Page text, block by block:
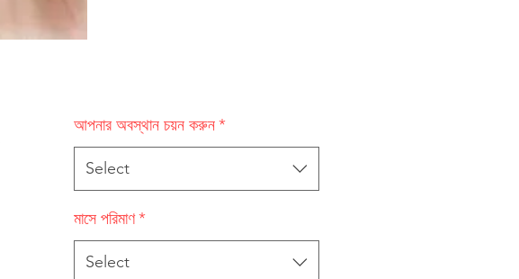
আপনার অবস্থান চয়ন করুন*
Select
মাসে পরিমাণ*
Select